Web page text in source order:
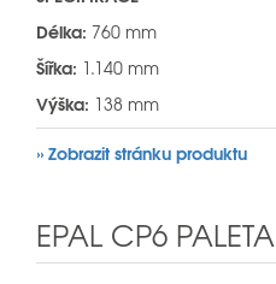
Délka: 760 mm
Šířka: 1.140 mm
Výška: 138 mm
» Zobrazit stránku produktu
EPAL CP6 PALETA